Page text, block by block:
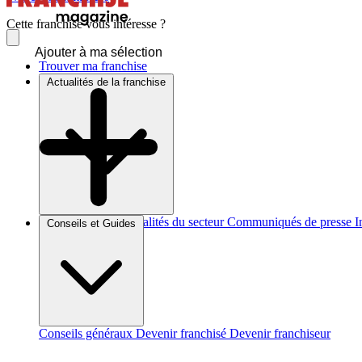
Trouver ma franchise
Actualités de la franchise
Brèves et actus Actualités du secteur Communiqués de presse
Conseils et Guides
Conseils généraux Devenir franchisé Devenir franchiseur
Cette franchise vous intéresse ?
Ajouter à ma sélection